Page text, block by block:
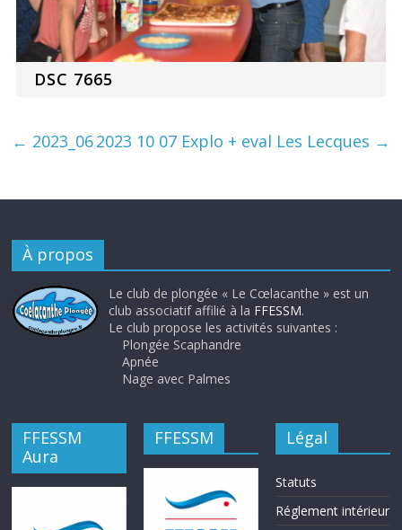
DSC 7665
← 2023_062023 10 07 Explo + eval Les Lecques →
À propos
Le club de plongée « Le Cœlacanthe » est un
club associatif affilié à la FFESSM.
Le club propose les activités suivantes :
Plongée Scaphandre
Apnée
Nage avec Palmes
FFESSM
Aura
FFESSM Légal
Statuts
Réglement intérieur